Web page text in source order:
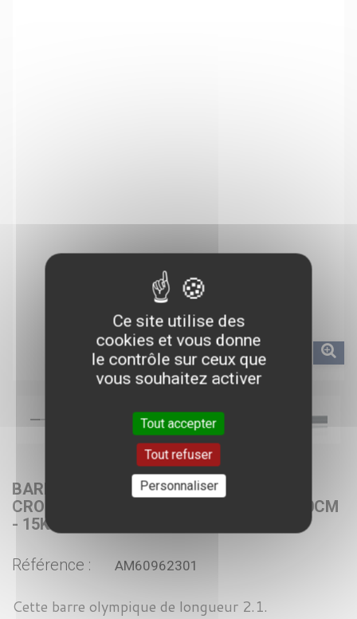
BARRE DE MUSCULATION OLYMPIQUE
CROSSFIT PROFESSIONNELLE NOIRE 210CM
- 15KG
Référence : AM60962301
Cette barre olympique de longueur 2.1.
Ce site utilise des
cookies et vous donne
le contrôle sur ceux que
vous souhaitez activer
Tout accepter
Tout refuser
Personnaliser